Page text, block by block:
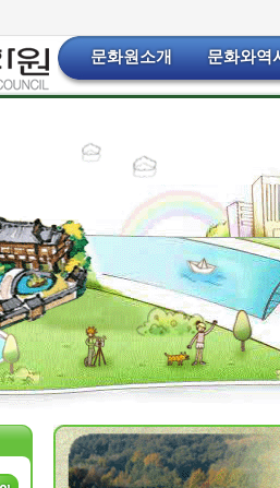
문화원소개 문화와역